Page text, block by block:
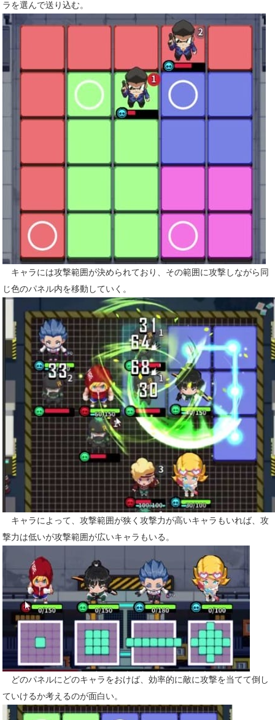
ラを選んで送り込む。
キャラには攻撃範囲が決められており、その範囲に攻撃しながら同
じ色のパネル内を移動していく。
キャラによって、攻撃範囲が狭く攻撃力が高いキャラもいれば、攻
撃力は低いが攻撃範囲が広いキャラもいる。
どのパネルにどのキャラをおけば、効率的に敵に攻撃を当てて倒し
ていけるか考えるのが面白い。